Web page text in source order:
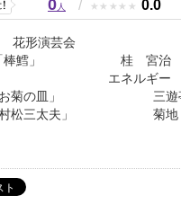
0人 / ★ ★ ★ ★ ★ 0.0
花形演芸会
「棒鱈」 桂 宮治
ト エネルギー
お菊の皿」 三遊
「村松三太